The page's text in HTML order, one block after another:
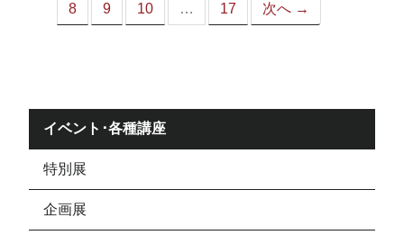
8 9 10 … 17 次へ →
イベント･各種講座
特別展
企画展